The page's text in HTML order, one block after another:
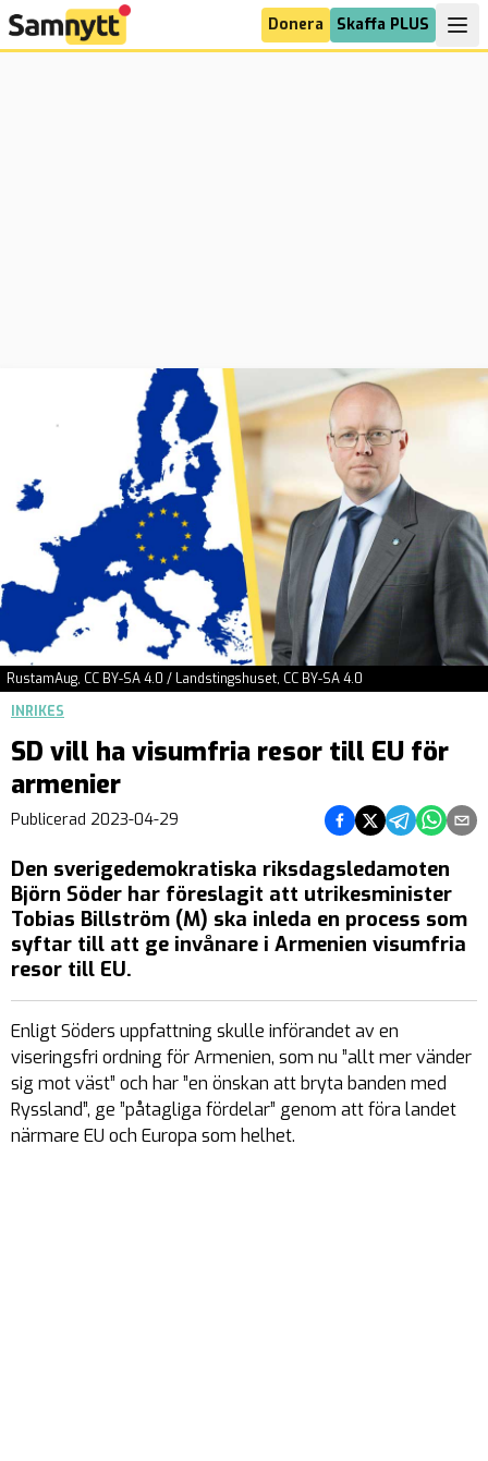
Donera Skaffa PLUS
RustamAug, CC BY-SA 4.0 / Landstingshuset, CC BY-SA 4.0
INRIKES
SD vill ha visumfria resor till EU för
armenier
Publicerad 2023-04-29 Dela på Facebook
Dela på Twitter
Dela påDela på
Dela
Den sverigedemokratiska riksdagsledamoten
Björn Söder har föreslagit att utrikesminister
Tobias Billström (M) ska inleda en process som
syftar till att ge invånare i Armenien visumfria
resor till EU.
Enligt Söders uppfattning skulle införandet av en
viseringsfri ordning för Armenien, som nu ”allt mer vänder
sig mot väst” och har ”en önskan att bryta banden med
Ryssland”, ge ”påtagliga fördelar” genom att föra landet
närmare EU och Europa som helhet.